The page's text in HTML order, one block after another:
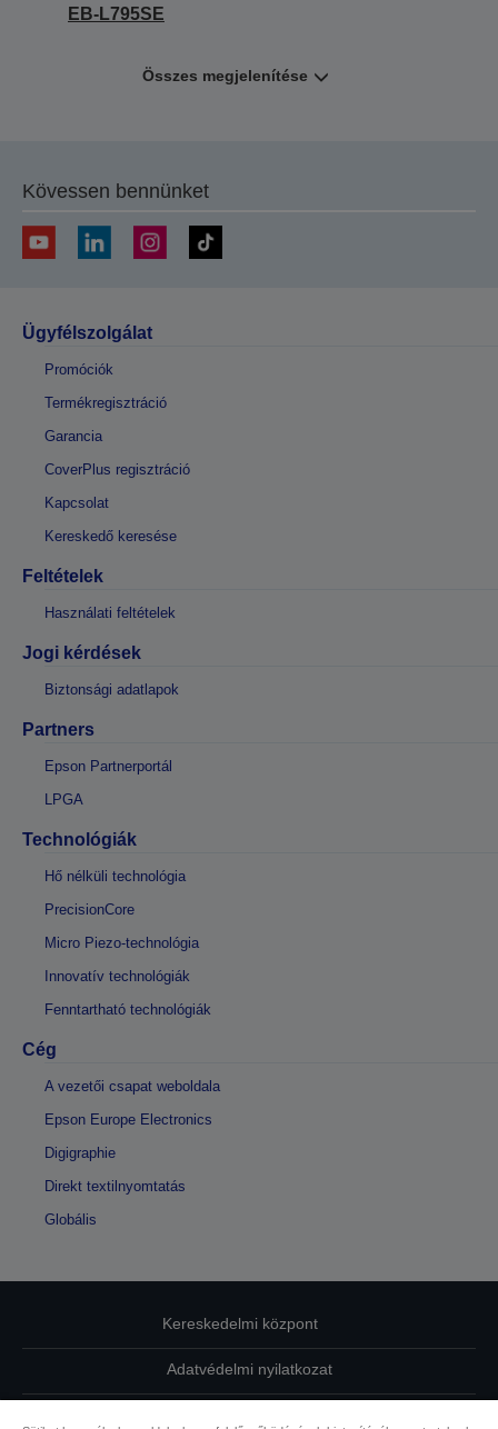
EB-L795SE
Összes megjelenítése
Kövessen bennünket
Ügyfélszolgálat
Promóciók
Termékregisztráció
Garancia
CoverPlus regisztráció
Kapcsolat
Kereskedő keresése
Feltételek
Használati feltételek
Jogi kérdések
Biztonsági adatlapok
Partners
Epson Partnerportál
LPGA
Technológiák
Hő nélküli technológia
PrecisionCore
Micro Piezo-technológia
Innovatív technológiák
Fenntartható technológiák
Cég
A vezetői csapat weboldala
Epson Europe Electronics
Digigraphie
Direkt textilnyomtatás
Globális
Kereskedelmi központ
Adatvédelmi nyilatkozat